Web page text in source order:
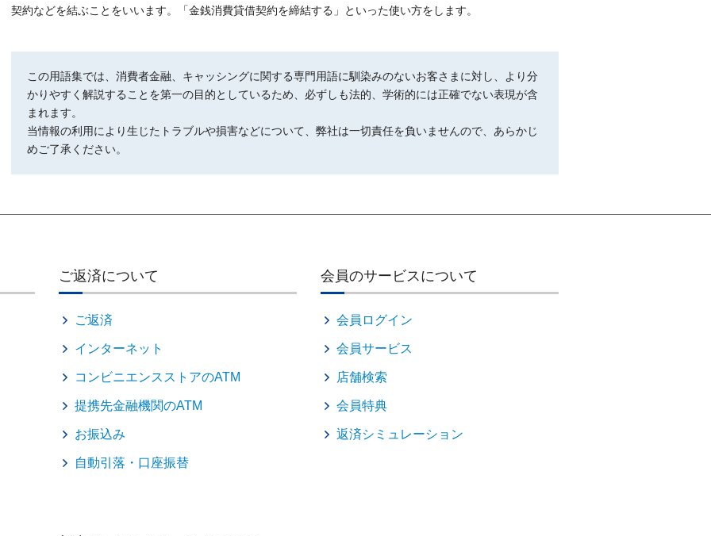
契約などを結ぶことをいいます。「金銭消費貸借契約を締結する」といった使い方をします。
この用語集では、消費者金融、キャッシングに関する専門用語に馴染みのないお客さまに対し、より分
かりやすく解説することを第一の目的としているため、必ずしも法的、学術的には正確でない表現が含
まれます。
当情報の利用により生じたトラブルや損害などについて、弊社は一切責任を負いませんので、あらかじ
めご了承ください。
ご返済について
ご返済
インターネット
コンビニエンスストアのATM
提携先金融機関のATM
お振込み
自動引落・口座振替
会員のサービスについて
会員ログイン
会員サービス
店舗検索
会員特典
返済シミュレーション